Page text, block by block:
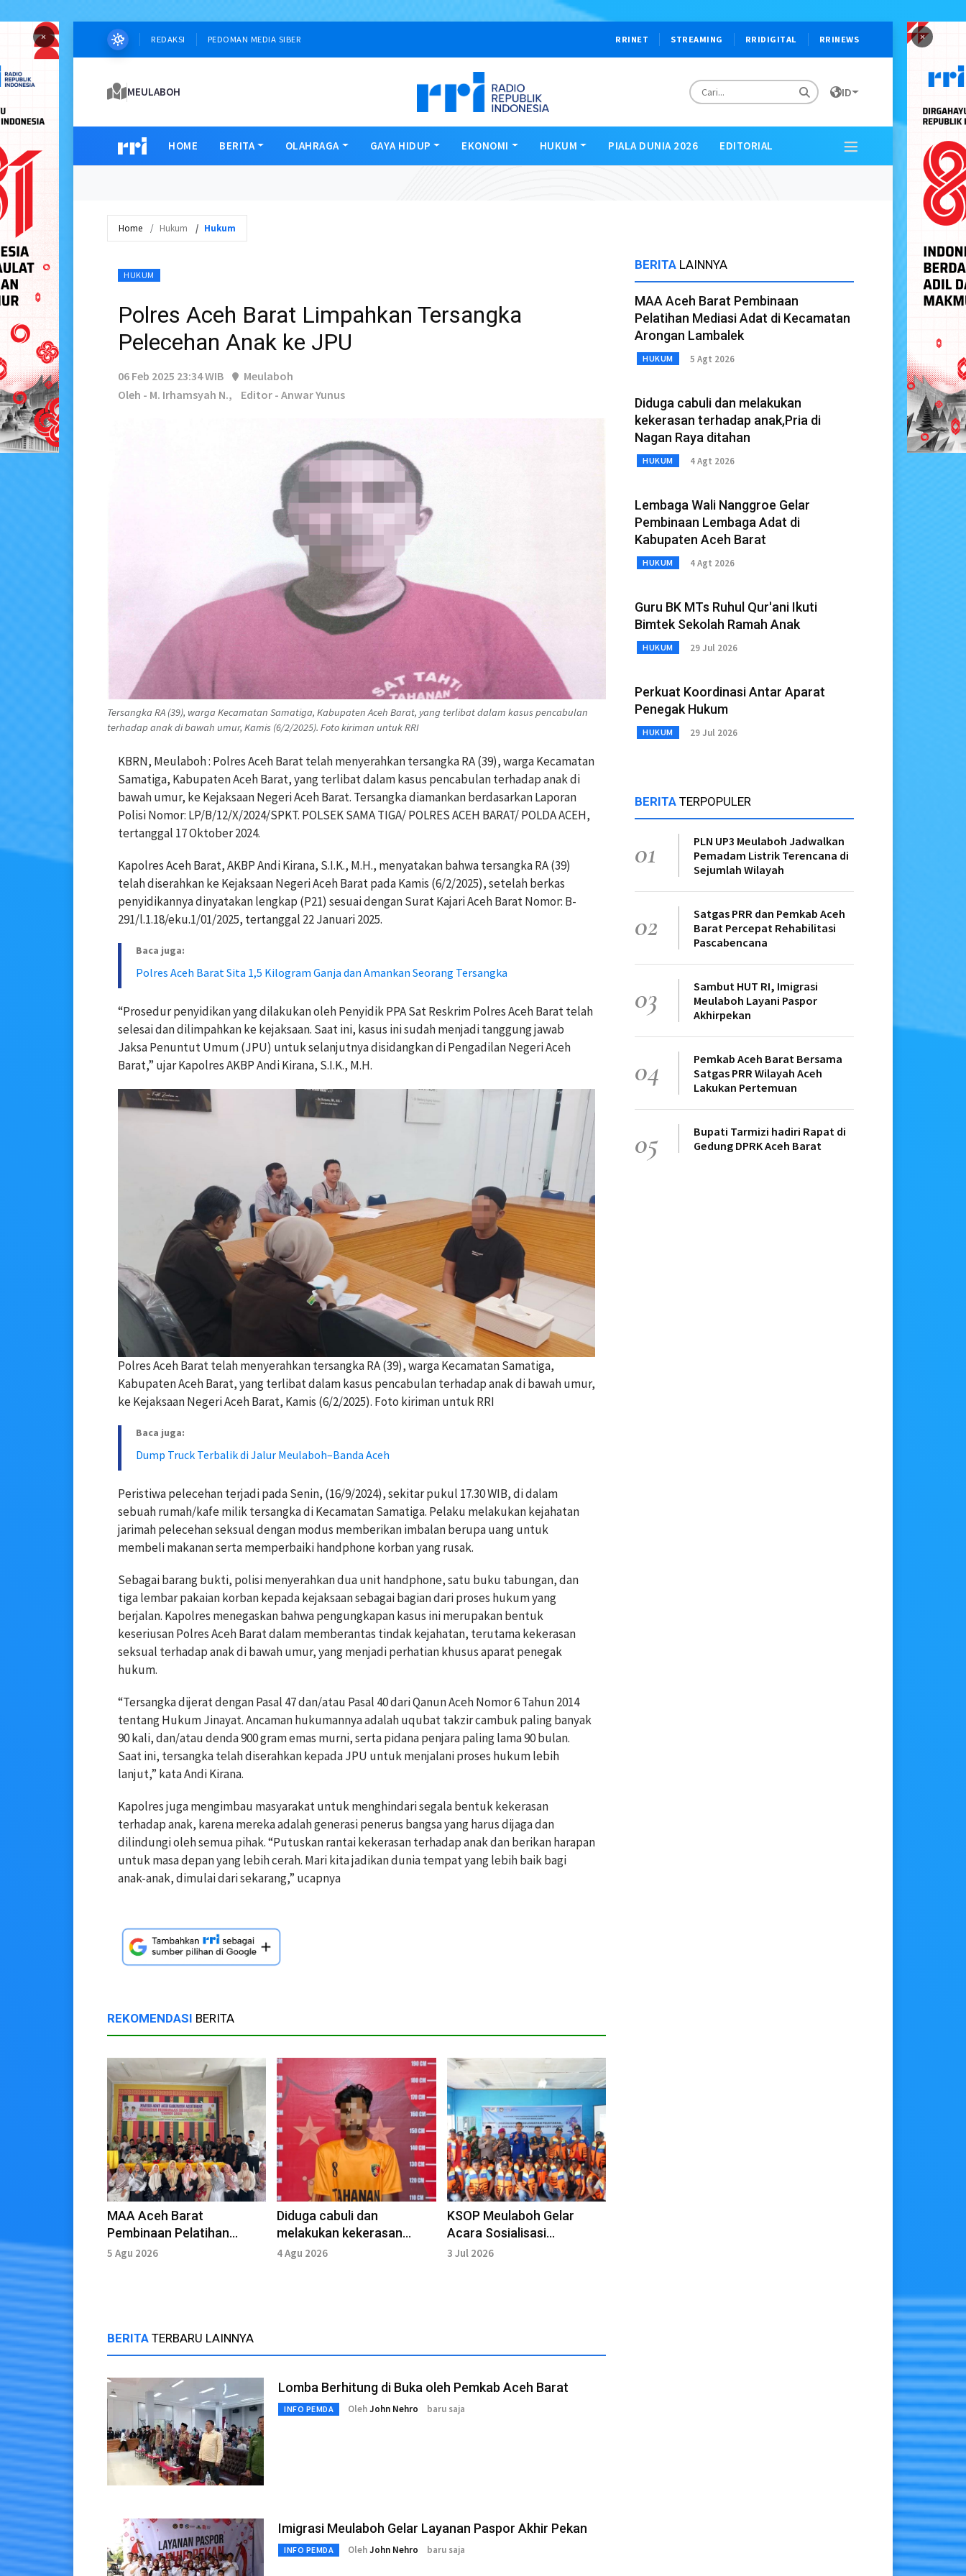
× ×
REDAKSI PEDOMAN MEDIA SIBER RRINET STREAMING RRIDIGITAL RRINEWS
MEULABOH ID
HOME BERITA OLAHRAGA GAYA HIDUP EKONOMI HUKUM PIALA DUNIA 2026 EDITORIAL
Home Hukum Hukum
HUKUM
Polres Aceh Barat Limpahkan Tersangka
Pelecehan Anak ke JPU
06 Feb 2025 23:34 WIB
Meulaboh
Oleh - M. Irhamsyah N.,
Editor - Anwar Yunus
Tersangka RA (39), warga Kecamatan Samatiga, Kabupaten Aceh Barat, yang terlibat dalam kasus pencabulan
terhadap anak di bawah umur, Kamis (6/2/2025). Foto kiriman untuk RRI
KBRN, Meulaboh : Polres Aceh Barat telah menyerahkan tersangka RA (39), warga Kecamatan
Samatiga, Kabupaten Aceh Barat, yang terlibat dalam kasus pencabulan terhadap anak di
bawah umur, ke Kejaksaan Negeri Aceh Barat. Tersangka diamankan berdasarkan Laporan
Polisi Nomor: LP/B/12/X/2024/SPKT. POLSEK SAMA TIGA/ POLRES ACEH BARAT/ POLDA ACEH,
tertanggal 17 Oktober 2024.
Kapolres Aceh Barat, AKBP Andi Kirana, S.I.K., M.H., menyatakan bahwa tersangka RA (39)
telah diserahkan ke Kejaksaan Negeri Aceh Barat pada Kamis (6/2/2025), setelah berkas
penyidikannya dinyatakan lengkap (P21) sesuai dengan Surat Kajari Aceh Barat Nomor: B-
291/l.1.18/eku.1/01/2025, tertanggal 22 Januari 2025.
Baca juga:
Polres Aceh Barat Sita 1,5 Kilogram Ganja dan Amankan Seorang Tersangka
“Prosedur penyidikan yang dilakukan oleh Penyidik PPA Sat Reskrim Polres Aceh Barat telah
selesai dan dilimpahkan ke kejaksaan. Saat ini, kasus ini sudah menjadi tanggung jawab
Jaksa Penuntut Umum (JPU) untuk selanjutnya disidangkan di Pengadilan Negeri Aceh
Barat,” ujar Kapolres AKBP Andi Kirana, S.I.K., M.H.
Polres Aceh Barat telah menyerahkan tersangka RA (39), warga Kecamatan Samatiga,
Kabupaten Aceh Barat, yang terlibat dalam kasus pencabulan terhadap anak di bawah umur,
ke Kejaksaan Negeri Aceh Barat, Kamis (6/2/2025). Foto kiriman untuk RRI
Baca juga:
Dump Truck Terbalik di Jalur Meulaboh–Banda Aceh
Peristiwa pelecehan terjadi pada Senin, (16/9/2024), sekitar pukul 17.30 WIB, di dalam
sebuah rumah/kafe milik tersangka di Kecamatan Samatiga. Pelaku melakukan kejahatan
jarimah pelecehan seksual dengan modus memberikan imbalan berupa uang untuk
membeli makanan serta memperbaiki handphone korban yang rusak.
Sebagai barang bukti, polisi menyerahkan dua unit handphone, satu buku tabungan, dan
tiga lembar pakaian korban kepada kejaksaan sebagai bagian dari proses hukum yang
berjalan. Kapolres menegaskan bahwa pengungkapan kasus ini merupakan bentuk
keseriusan Polres Aceh Barat dalam memberantas tindak kejahatan, terutama kekerasan
seksual terhadap anak di bawah umur, yang menjadi perhatian khusus aparat penegak
hukum.
“Tersangka dijerat dengan Pasal 47 dan/atau Pasal 40 dari Qanun Aceh Nomor 6 Tahun 2014
tentang Hukum Jinayat. Ancaman hukumannya adalah uqubat takzir cambuk paling banyak
90 kali, dan/atau denda 900 gram emas murni, serta pidana penjara paling lama 90 bulan.
Saat ini, tersangka telah diserahkan kepada JPU untuk menjalani proses hukum lebih
lanjut,” kata Andi Kirana.
Kapolres juga mengimbau masyarakat untuk menghindari segala bentuk kekerasan
terhadap anak, karena mereka adalah generasi penerus bangsa yang harus dijaga dan
dilindungi oleh semua pihak. “Putuskan rantai kekerasan terhadap anak dan berikan harapan
untuk masa depan yang lebih cerah. Mari kita jadikan dunia tempat yang lebih baik bagi
anak-anak, dimulai dari sekarang,” ucapnya
REKOMENDASI BERITA
MAA Aceh Barat
Pembinaan Pelatihan
Mediasi Adat di Kecamatan
5 Agu 2026
Diduga cabuli dan
melakukan kekerasan
terhadap anak,Pria di
4 Agu 2026
KSOP Meulaboh Gelar
Acara Sosialisasi
Keselamatan Pelayaran
3 Jul 2026
BERITA TERBARU LAINNYA
Lomba Berhitung di Buka oleh Pemkab Aceh Barat
INFO PEMDA OlehJohn Nehro baru saja
Imigrasi Meulaboh Gelar Layanan Paspor Akhir Pekan
INFO PEMDA OlehJohn Nehro baru saja
BERITA LAINNYA
MAA Aceh Barat Pembinaan
Pelatihan Mediasi Adat di Kecamatan
Arongan Lambalek
HUKUM 5 Agt 2026
Diduga cabuli dan melakukan
kekerasan terhadap anak,Pria di
Nagan Raya ditahan
HUKUM 4 Agt 2026
Lembaga Wali Nanggroe Gelar
Pembinaan Lembaga Adat di
Kabupaten Aceh Barat
HUKUM 4 Agt 2026
Guru BK MTs Ruhul Qur'ani Ikuti
Bimtek Sekolah Ramah Anak
HUKUM 29 Jul 2026
Perkuat Koordinasi Antar Aparat
Penegak Hukum
HUKUM 29 Jul 2026
BERITA TERPOPULER
01
PLN UP3 Meulaboh Jadwalkan
Pemadam Listrik Terencana di
Sejumlah Wilayah
02
Satgas PRR dan Pemkab Aceh
Barat Percepat Rehabilitasi
Pascabencana
03
Sambut HUT RI, Imigrasi
Meulaboh Layani Paspor
Akhirpekan
04
Pemkab Aceh Barat Bersama
Satgas PRR Wilayah Aceh
Lakukan Pertemuan
05
Bupati Tarmizi hadiri Rapat di
Gedung DPRK Aceh Barat